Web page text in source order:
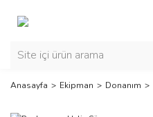
Anasayfa Ekipman Donanım